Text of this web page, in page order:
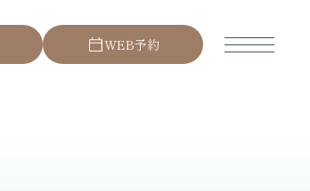
WEB予約